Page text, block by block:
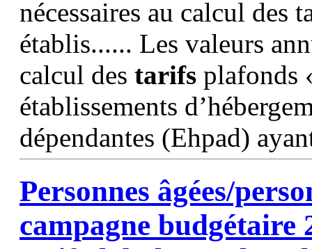
nécessaires au calcul des
établis...... Les valeurs
calcul des tarifs plafonds
établissements
dépendantes (Ehpad)
Personnes âgées/
campagne budgétaire